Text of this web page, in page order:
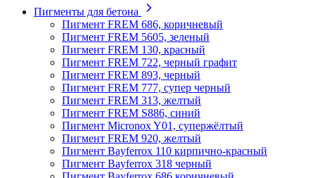
Пигменты для бетона
Пигмент FREM 686, коричневый
Пигмент FREM 5605, зеленый
Пигмент FREM 130, красный
Пигмент FREM 722, черный графит
Пигмент FREM 893, черный
Пигмент FREM 777, супер черный
Пигмент FREM 313, желтый
Пигмент FREM S886, синий
Пигмент Micronox Y01, супержёлтый
Пигмент FREM 920, желтый
Пигмент Bayferrox 110 кирпично-красный
Пигмент Bayferrox 318 черный